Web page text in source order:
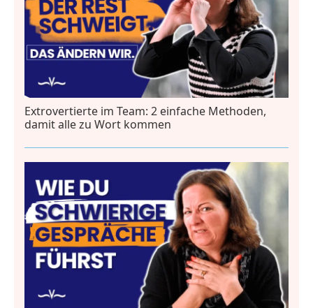
Extrovertierte im Team: 2 einfache Methoden,
damit alle zu Wort kommen